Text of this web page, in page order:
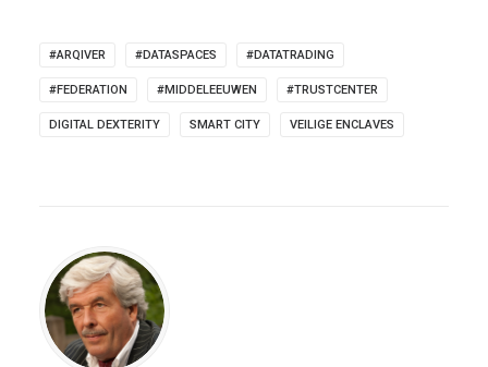
#ARQIVER #DATASPACES #DATATRADING
#FEDERATION #MIDDELEEUWEN #TRUSTCENTER
DIGITAL DEXTERITY SMART CITY VEILIGE ENCLAVES